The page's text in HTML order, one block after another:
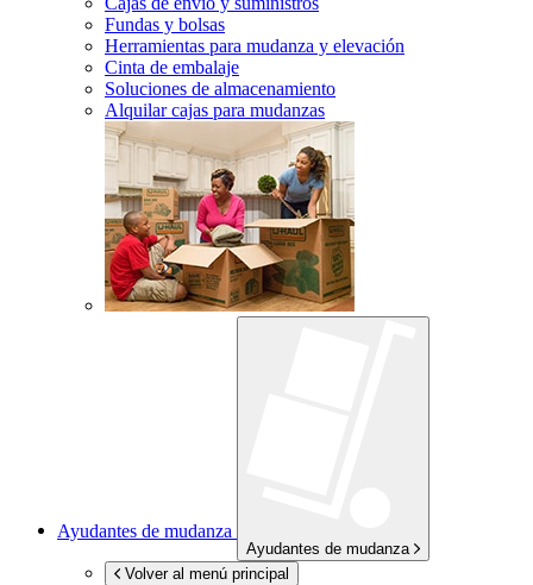
Fundas y bolsas
Herramientas para mudanza y elevación
Cinta de embalaje
Soluciones de almacenamiento
Alquilar cajas para mudanzas
Ayudantes de mudanza
Ayudantes de mudanza
Volver al menú principal